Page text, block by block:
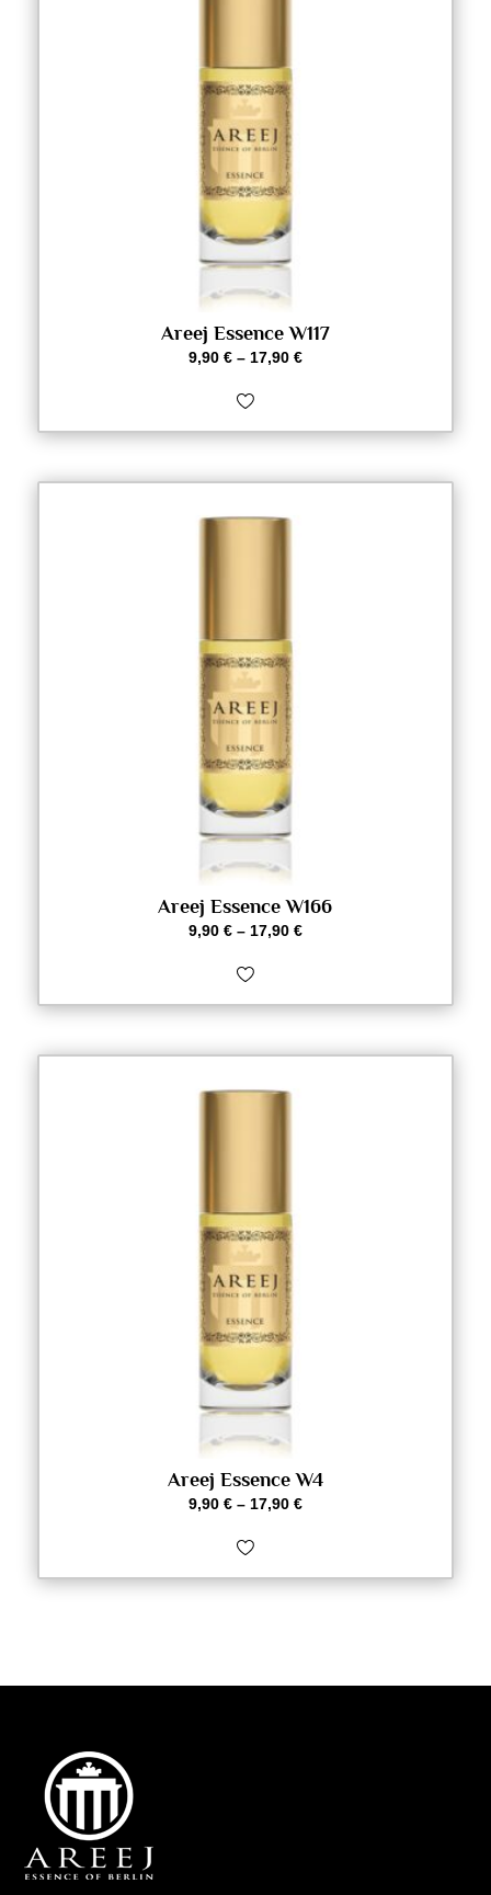
Areej Essence W117
9,90 €– 17,90 €
Areej Essence W166
9,90 €– 17,90 €
Areej Essence W4
9,90 €– 17,90 €